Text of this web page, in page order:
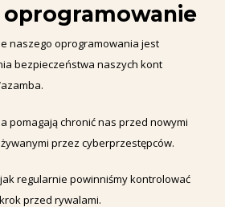
naszego oprogramowania jest
bezpieczeństwa naszych kont
pomagają chronić nas przed nowymi
przez cyberprzestępców.
regularnie powinniśmy kontrolować
przed rywalami.